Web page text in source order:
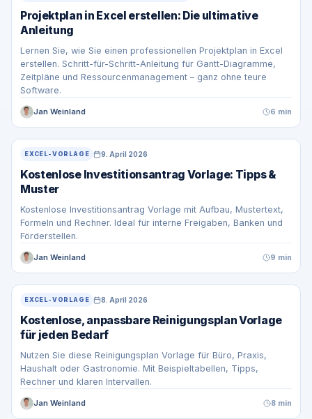
Projektplan in Excel erstellen: Die ultimative
Anleitung
Lernen Sie, wie Sie einen professionellen Projektplan in Excel
erstellen. Schritt-für-Schritt-Anleitung für Gantt-Diagramme,
Zeitpläne und Ressourcenmanagement – ganz ohne teure
Software.
Jan Weinland 6 min
EXCEL-VORLAGE 9. April 2026
Kostenlose Investitionsantrag Vorlage: Tipps &
Muster
Kostenlose Investitionsantrag Vorlage mit Aufbau, Mustertext,
Formeln und Rechner. Ideal für interne Freigaben, Banken und
Förderstellen.
Jan Weinland 9 min
EXCEL-VORLAGE 8. April 2026
Kostenlose, anpassbare Reinigungsplan Vorlage
für jeden Bedarf
Nutzen Sie diese Reinigungsplan Vorlage für Büro, Praxis,
Haushalt oder Gastronomie. Mit Beispieltabellen, Tipps,
Rechner und klaren Intervallen.
Jan Weinland 8 min